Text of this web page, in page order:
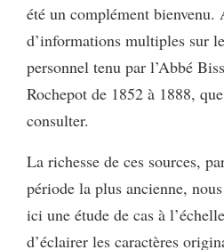
été un complément bienvenu.
d’informations multiples sur
personnel tenu par l’Abbé
Rochepot de 1852 à 1888,
consulter.
La richesse de ces sources,
période la plus ancienne,
ici une étude de cas à
d’éclairer les caractères